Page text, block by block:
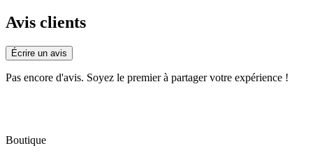
Avis clients
Écrire un avis
Pas encore d'avis. Soyez le premier à partager votre expérience !
Boutique